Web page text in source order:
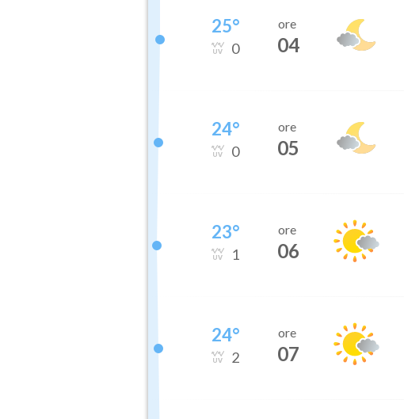
25°
0
ore
04
24°
0
ore
05
23°
1
ore
06
24°
2
ore
07